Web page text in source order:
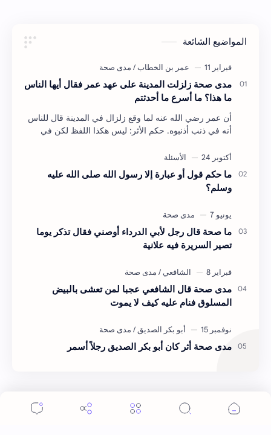
المواضيع الشائعة
مدى صحة زلزلت المدينة على عهد عمر فقال أيها الناس
ما هذا؟ ما أسرع ما أحدثتم
أن عمر رضي الله عنه لما وقع زلزال في المدينة قال للناس
أنه في ذنب أذنبوه. حكم الأثر: ليس هكذا اللفظ لكن في
ما حكم قول أو عبارة إلا رسول الله صلى الله عليه
وسلم؟
ما صحة قال رجل لأبي الدرداء أوصني فقال تذكر يوما
تصير السريرة فيه علانية
مدى صحة قال الشافعي عجبا لمن تعشى بالبيض
المسلوق فنام عليه كيف لا يموت
مدى صحة أثر كان أبو بكر الصديق رجلاً أسمر